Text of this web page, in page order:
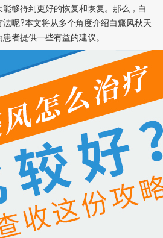
够得到更好的恢复和恢复。那么，白
呢?本文将从多个角度介绍白癜风秋天
者提供一些有益的建议。